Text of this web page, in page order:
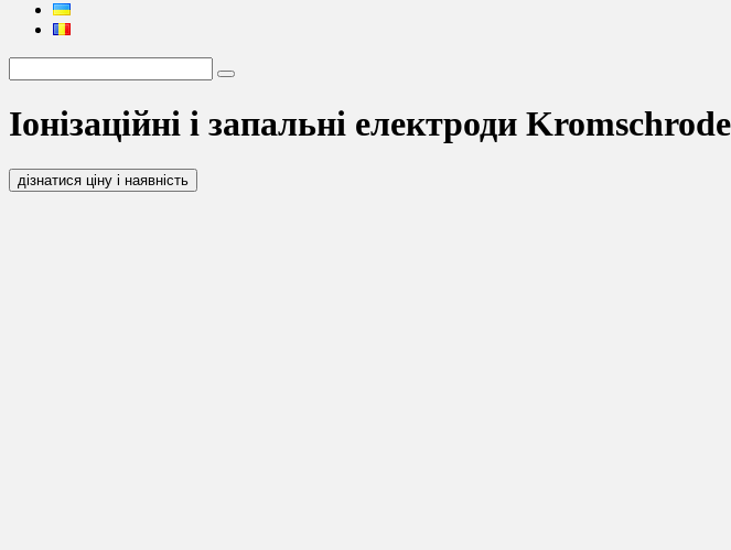
Іонізаційні і запальні електроди
дізнатися ціну і наявність